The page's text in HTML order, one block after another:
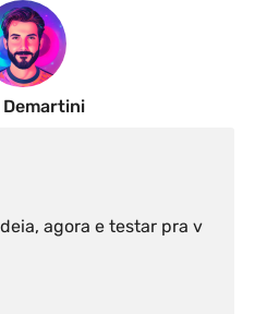
Demartini
agora e testar pra v